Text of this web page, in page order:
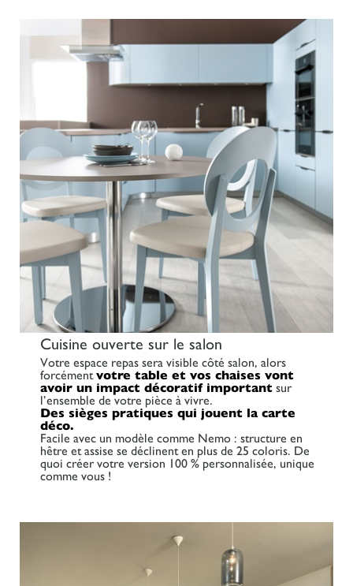
Cuisine ouverte sur le salon
Votre espace repas sera visible côté salon, alors
forcémentvotre table et vos chaises vont
avoir un impact décoratif important sur
l’ensemble de votre pièce à vivre.
Des sièges pratiques qui jouent la carte
déco.
Facile avec un modèle comme Nemo : structure en
hêtre et assise se déclinent en plus de 25 coloris. De
quoi créer votre version 100 % personnalisée, unique
comme vous !